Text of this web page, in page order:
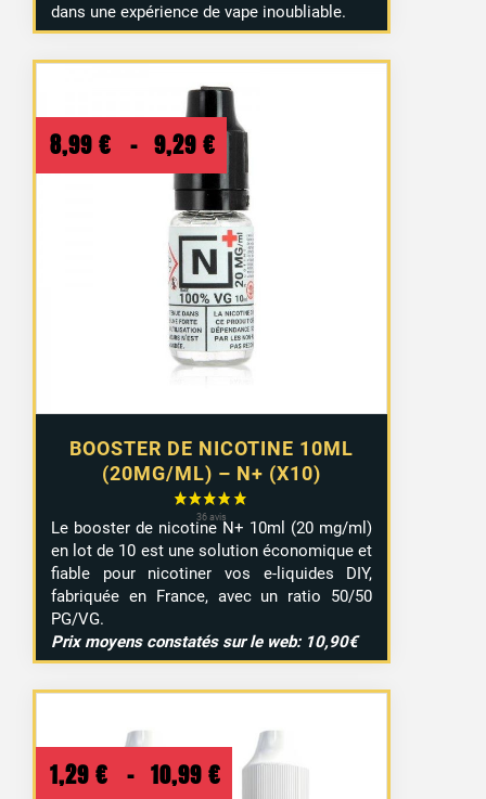
dans une expérience de vape inoubliable.
BOOSTER DE NICOTINE 10ML
(20MG/ML) – N+ (X10)
8,99 € – 9,29 € Plage
de
prix :
8,99 €
à
9,29 €
Le booster de nicotine N+ 10ml (20 mg/ml)
en lot de 10 est une solution économique et
fiable pour nicotiner vos e-liquides DIY,
fabriquée en France, avec un ratio 50/50
PG/VG.
Prix moyens constatés sur le web: 10,90€
1,29 € – 10,99 €
Plage